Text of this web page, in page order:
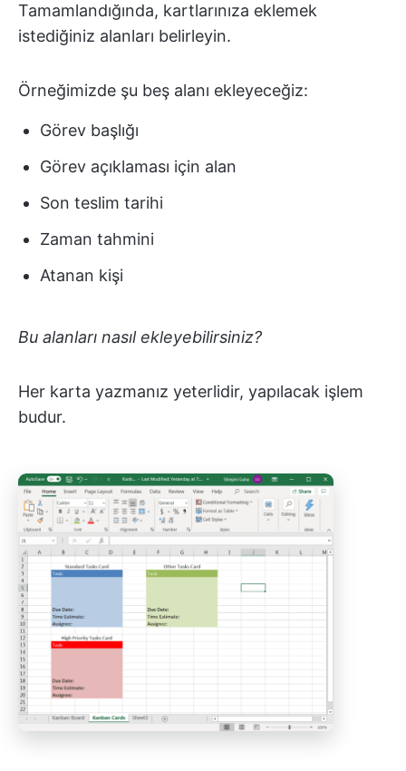
Tamamlandığında, kartlarınıza eklemek
istediğiniz alanları belirleyin.
Örneğimizde şu beş alanı ekleyeceğiz:
Görev başlığı
Görev açıklaması için alan
Son teslim tarihi
Zaman tahmini
Atanan kişi
Bu alanları nasıl ekleyebilirsiniz?
Her karta yazmanız yeterlidir, yapılacak işlem
budur.